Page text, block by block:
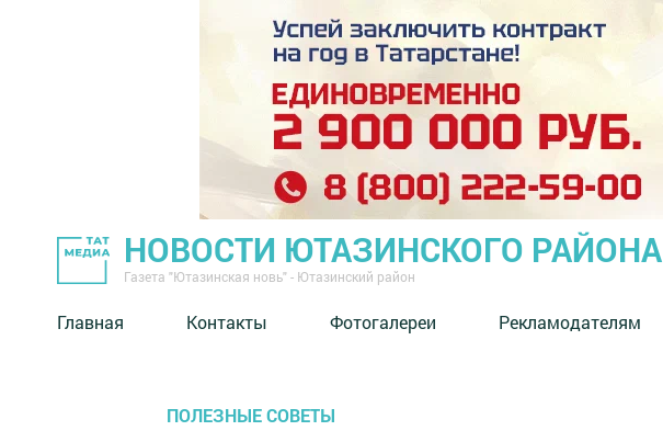
НОВОСТИ ЮТАЗИНСКОГО РАЙОНА
Газета "Ютазинская новь" - Ютазинский район
Главная Контакты Фотогалереи Рекламодателям
ПОЛЕЗНЫЕ СОВЕТЫ